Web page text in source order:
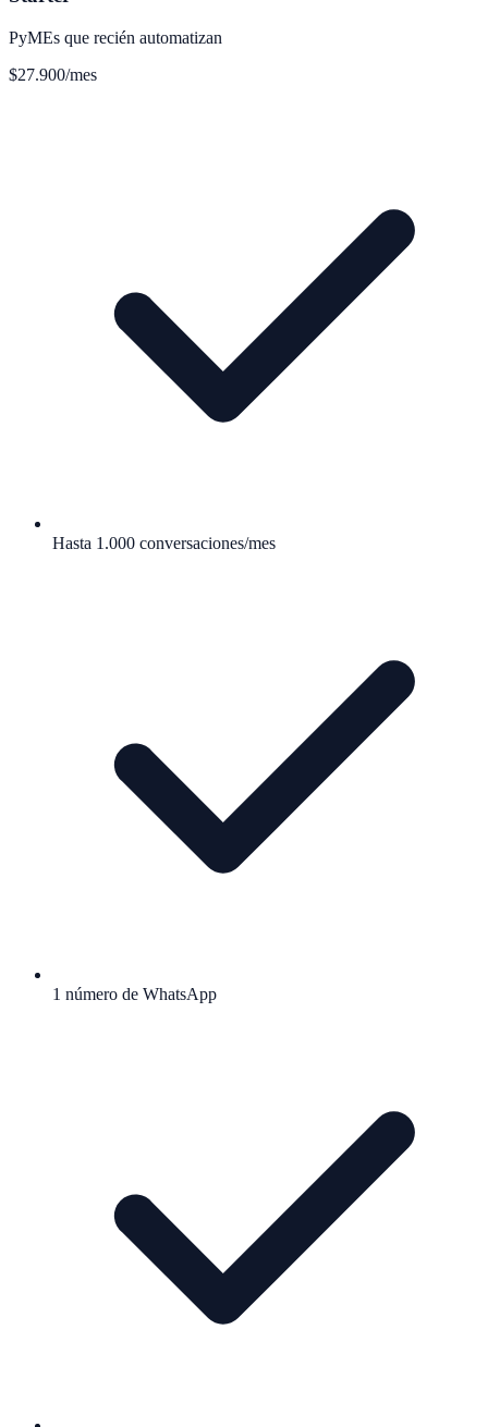
PyMEs que recién automatizan
$27.900/mes
Hasta 1.000 conversaciones/mes
1 número de WhatsApp